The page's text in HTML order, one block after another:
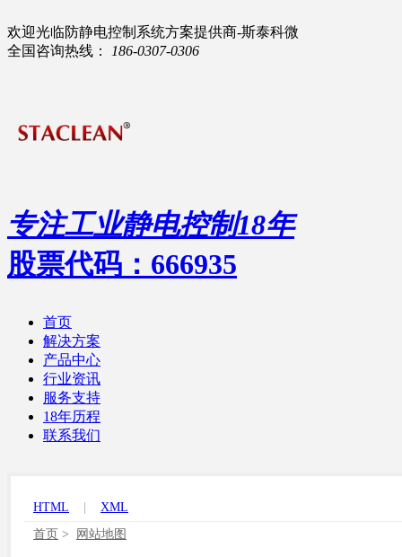
欢迎光临防静电控制系统方案提供商-斯泰科微
全国咨询热线：
186-0307-0306
专注工业静电控制18年
股票代码：666935
首页
解决方案
产品中心
行业资讯
服务支持
18年历程
联系我们
HTML
XML
首页 > 网站地图